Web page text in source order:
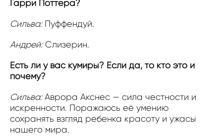
Гарри Поттера?
Сильва:Пуффендуй.
Андрей:Слизерин.
Есть ли у вас кумиры? Если да, то кто это и
почему?
Сильва:Аврора Акснес — сила честности и
искренности. Поражаюсь её умению
сохранять взгляд ребенка красоту и ужасы
нашего мира.